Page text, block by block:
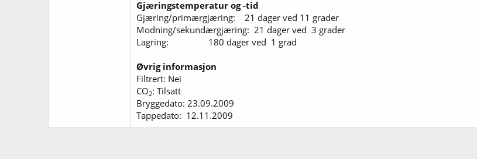
Gjæringstemperatur og -tid
Gjæring/primærgjæring: 21 dager ved 11 grader
Modning/sekundærgjæring: 21 dager ved 3 grader
Lagring: 180 dager ved 1 grad
Øvrig informasjon
Filtrert: Nei
CO2: Tilsatt
Bryggedato: 23.09.2009
Tappedato: 12.11.2009